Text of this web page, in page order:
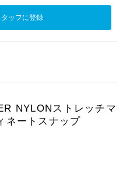
ッフに登録
NYLONストレッチマ
ネートスナップ